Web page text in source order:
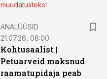
muudatusteks!
ANALÜÜSID
21.07.26, 08:00
Kohtusaalist |
Petuarveid maksnud
raamatupidaja peab